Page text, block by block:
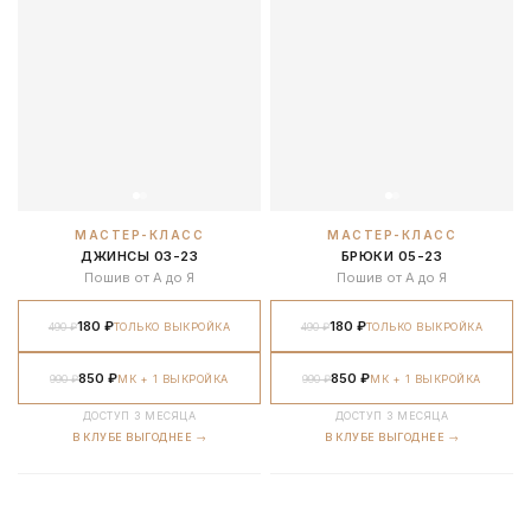
МАСТЕР-КЛАСС
ДЖИНСЫ 03-23
Пошив от А до Я
490 ₽180 ₽ТОЛЬКО ВЫКРОЙКА
990 ₽850 ₽МК + 1 ВЫКРОЙКА
ДОСТУП 3 МЕСЯЦА
В КЛУБЕ ВЫГОДНЕЕ →
МАСТЕР-КЛАСС
БРЮКИ 05-23
Пошив от А до Я
490 ₽180 ₽ТОЛЬКО ВЫКРОЙКА
990 ₽850 ₽МК + 1 ВЫКРОЙКА
ДОСТУП 3 МЕСЯЦА
В КЛУБЕ ВЫГОДНЕЕ →